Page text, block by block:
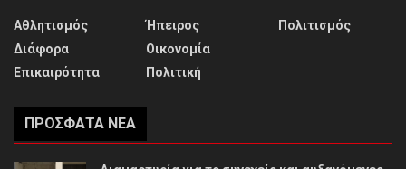
Αθλητισμός
Διάφορα
Επικαιρότητα
Ήπειρος
Οικονομία
Πολιτική
Πολιτισμός
ΠΡΌΣΦΑΤΑ ΝΈΑ